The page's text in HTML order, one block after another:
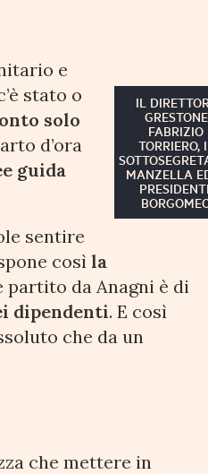
IL
GRESTONE
FABRIZIO
TORRIERO,
MANZELLA
e
stato o
solo
d’ora
guida
sentire
cosìla
partito da Anagni è di
dipendenti. E così
che da un
che mettere in